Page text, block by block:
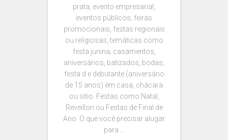
prata, evento empresarial,
eventos públicos, feiras
promocionais, festas regionais
ou religiosas, temáticas como
festa junina, casamentos,
aniversários, batizados, bodas,
festa d e debutante (aniversário
de 15 anos) em casa, chácara
ou sítio. Festas como Natal,
Reveillon ou Festas de Final de
Ano. O que você precisar alugar
para …